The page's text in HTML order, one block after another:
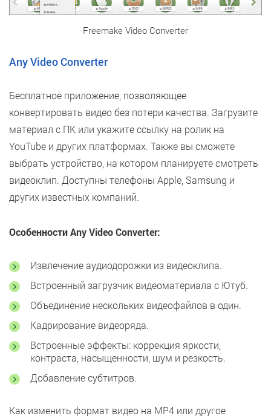
Freemake Video Converter
Any Video Converter
Бесплатное приложение, позволяющее
конвертировать видео без потери качества. Загрузите
материал с ПК или укажите ссылку на ролик на
YouTube и других платформах. Также вы сможете
выбрать устройство, на котором планируете смотреть
видеоклип. Доступны телефоны Apple, Samsung и
других известных компаний.
Особенности Any Video Converter:
Извлечение аудиодорожки из видеоклипа.
Встроенный загрузчик видеоматериала с Ютуб.
Объединение нескольких видеофайлов в один.
Кадрирование видеоряда.
Встроенные эффекты: коррекция яркости,
контраста, насыщенности, шум и резкость.
Добавление субтитров.
Как изменить формат видео на MP4 или другое